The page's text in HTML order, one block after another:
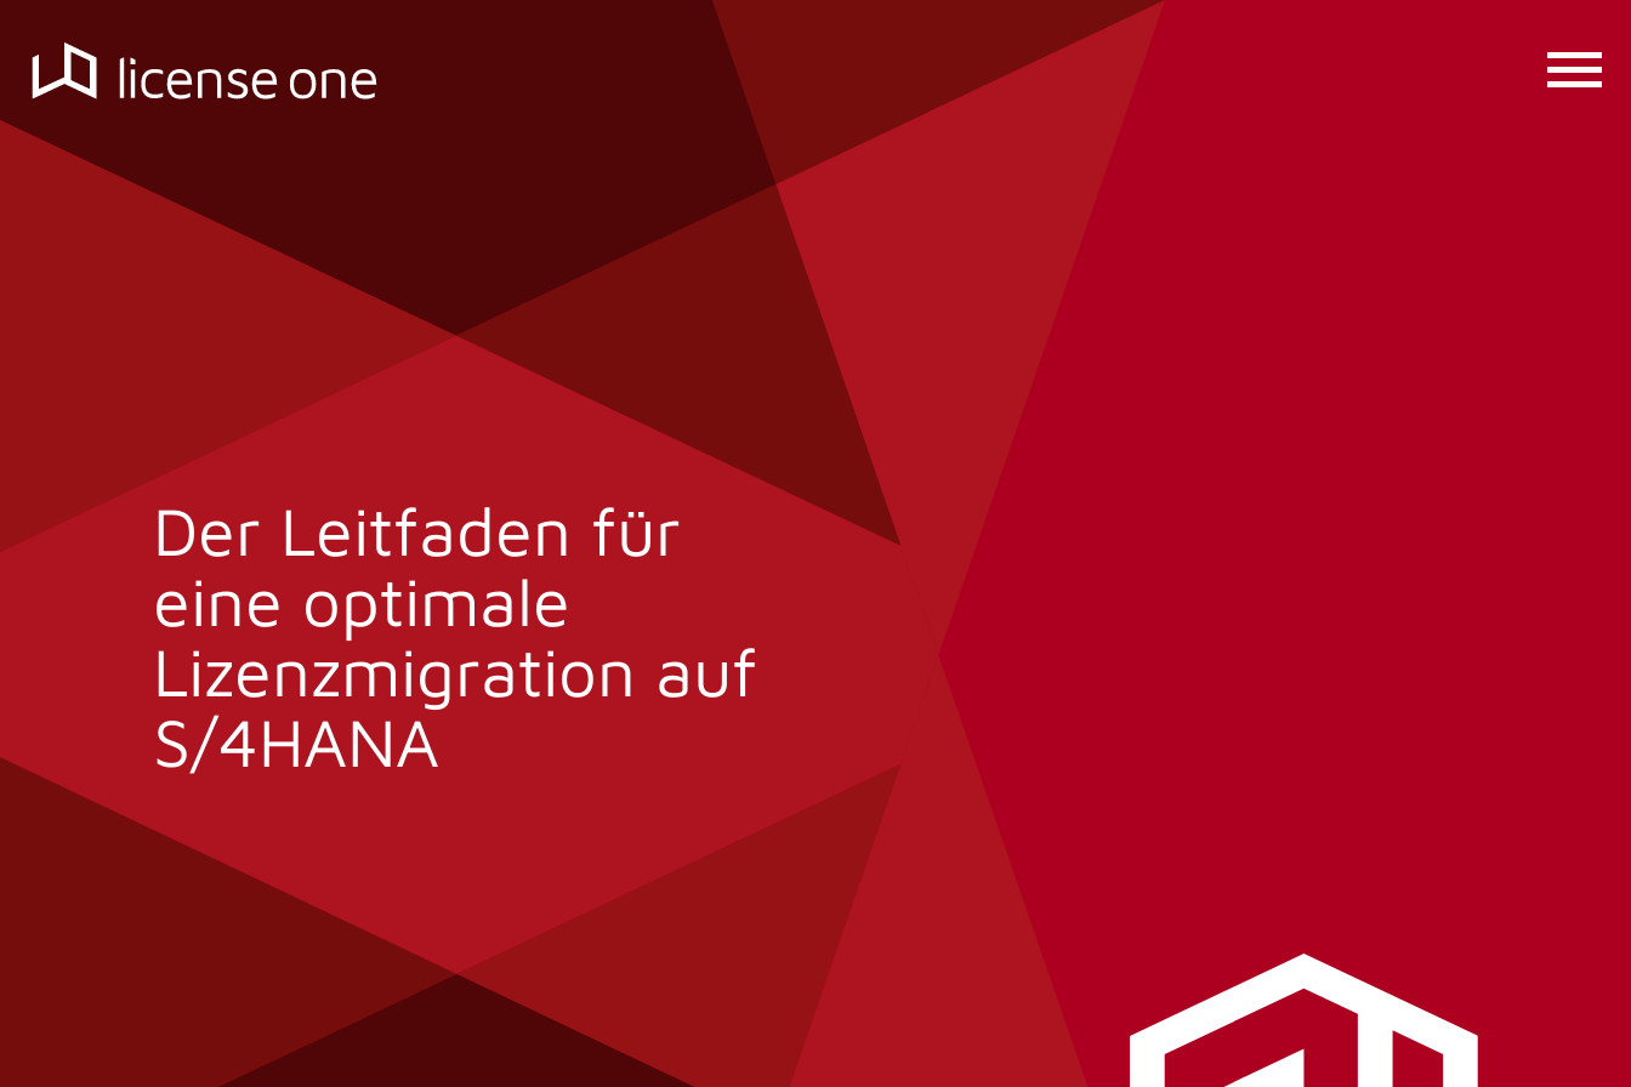
Der Leitfaden für
eine optimale
Lizenzmigration auf
S/4HANA